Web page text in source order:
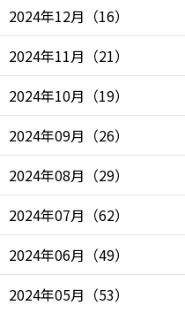
2024年12月 （16）
2024年11月 （21）
2024年10月 （19）
2024年09月 （26）
2024年08月 （29）
2024年07月 （62）
2024年06月 （49）
2024年05月 （53）